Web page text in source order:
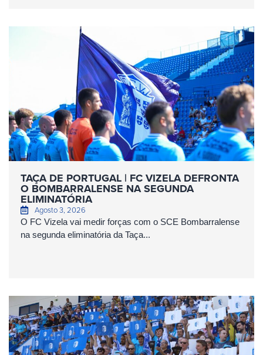
TAÇA DE PORTUGAL | FC VIZELA DEFRONTA
O BOMBARRALENSE NA SEGUNDA
ELIMINATÓRIA
Agosto 3, 2026
O FC Vizela vai medir forças com o SCE Bombarralense
na segunda eliminatória da Taça...